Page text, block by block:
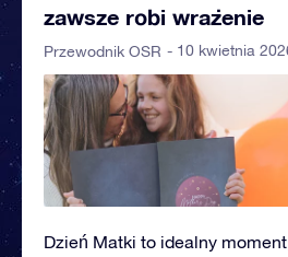
zawsze robi wrażenie
Przewodnik OSR - 10 kwietnia
Dzień Matki to idealny